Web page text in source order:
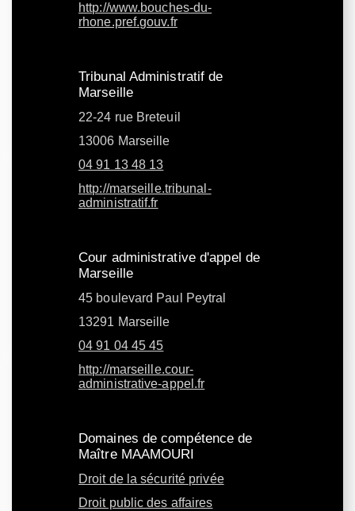
http://www.bouches-du-
rhone.pref.gouv.fr
Tribunal Administratif de
Marseille
22-24 rue Breteuil
13006 Marseille
04 91 13 48 13
http://marseille.tribunal-
administratif.fr
Cour administrative d'appel de
Marseille
45 boulevard Paul Peytral
13291 Marseille
04 91 04 45 45
http://marseille.cour-
administrative-appel.fr
Domaines de compétence de
Maître MAAMOURI
Droit de la sécurité privée
Droit public des affaires